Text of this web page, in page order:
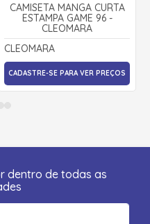
CAMISETA MANGA CURTA
ESTAMPA GAME 96 -
CLEOMARA
CLEOMARA
CADASTRE-SE PARA VER PREÇOS
dentro de todas as